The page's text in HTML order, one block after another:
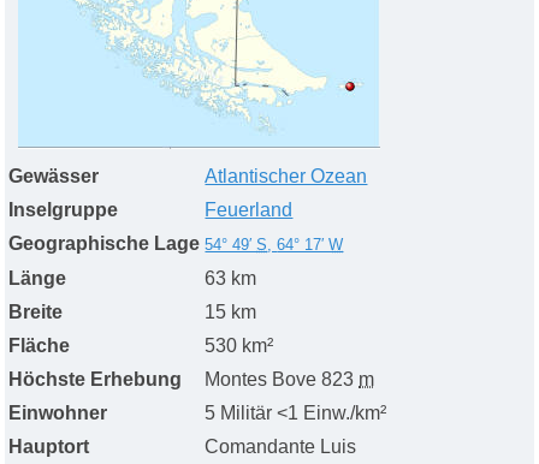
Gewässer
Atlantischer Ozean
Inselgruppe
Feuerland
Geographische Lage 54° 49′S,64° 17′W
Länge
63 km
Breite
15 km
Fläche
530 km²
Höchste Erhebung
Montes Bove 823 m
Einwohner
5 Militär <1 Einw./km²
Hauptort
Comandante Luis